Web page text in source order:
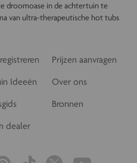
droomoase in de achtertuin te
van ultra-therapeutische hot tubs
Ideeën
dealer
Prijzen aanvragen
Over ons
Bronnen